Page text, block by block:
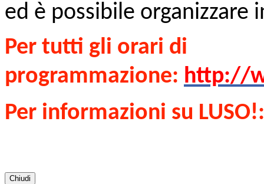
ed è possibile organizzare
Per tutti gli orari di
programmazione: http://
Per informazioni su
Chiudi